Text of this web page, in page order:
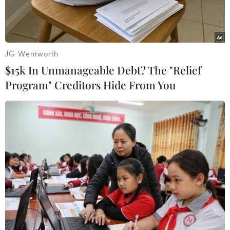
Đối tượng Trần Quang Trí và người giám hộ tại cơ quan điều
tra. (Ảnh: TTXVN phát)
Ngày 15/9, thông tin từ Công an huyện Châu
Phú, tỉnh An Giang cho biết đã ra quyết định
khởi tố vụ án, khởi tố bị can đối với Trần Quang
Trí (sinh năm 2004, ngụ ấp Bình Hòa, thị trấn
Cái Dầu, huyện Châu Phú, tỉnh An Giang) để
điều tra về hành vi “chống người thi hành công
JG Wentworth
$15k In Unmanageable Debt? The "Relief
Program" Creditors Hide From You